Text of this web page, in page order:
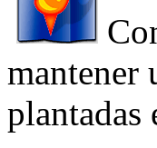
mantener
plantadas